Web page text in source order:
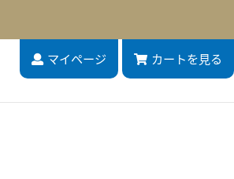
マイページ カートを見る